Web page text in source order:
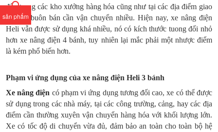
sản phẩm
đến trong các kho xưởng hàng hóa cũng như tại các địa điểm giao
thương buôn bán cần vận chuyển nhiều. Hiện nay, xe nâng điện
Heli vẫn được sử dụng khá nhiều, nó có kích thước tuong đối nhỏ
hơn xe nâng điện 4 bánh, tuy nhiên lại mắc phải một nhược điểm
là kém phổ biến hơn.
Phạm vi ứng dụng của xe nâng điện Heli 3 bánh
Xe nâng điện có phạm vi ứng dụng tương đối cao, xe có thể được
sử dụng trong các nhà máy, tại các công trường, cảng, hay các địa
điểm cần thường xuyên vận chuyển hàng hóa với khối lượng lớn.
Xe có tốc độ di chuyển vừa đủ, đảm bảo an toàn cho toàn bộ hệ